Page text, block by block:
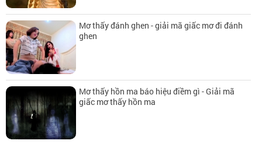
Mơ thấy đánh ghen - giải mã giấc mơ đi đánh
ghen
Mơ thấy hồn ma báo hiệu điềm gì - Giải mã
giấc mơ thấy hồn ma